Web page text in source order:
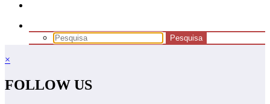
×
FOLLOW US